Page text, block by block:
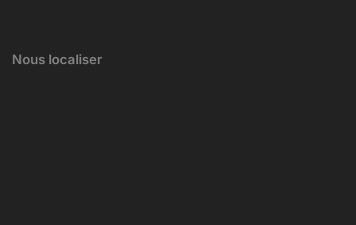
Nous localiser